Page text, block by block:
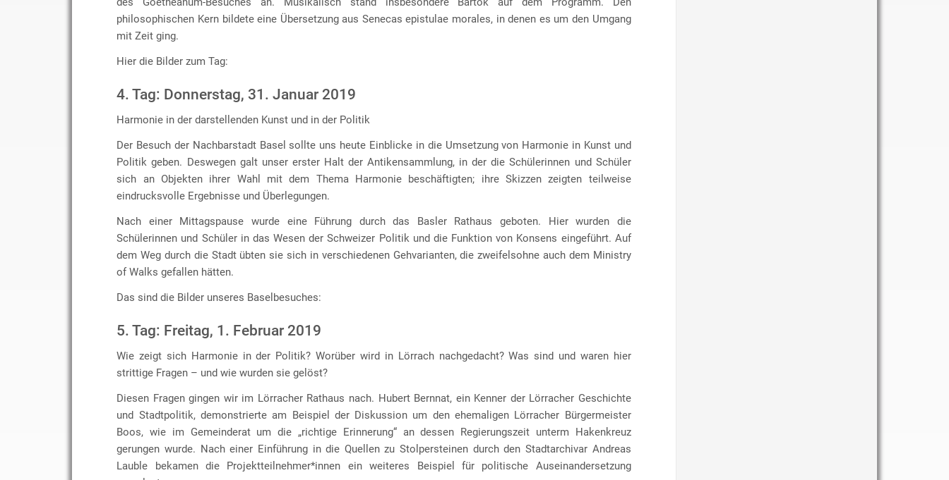
philosophischen Kern bildete eine Übersetzung aus Senecas epistulae morales, in denen es um den Umgang
mit Zeit ging.
Hier die Bilder zum Tag:
4. Tag: Donnerstag, 31. Januar 2019
Harmonie in der darstellenden Kunst und in der Politik
Der Besuch der Nachbarstadt Basel sollte uns heute Einblicke in die Umsetzung von Harmonie in Kunst und
Politik geben. Deswegen galt unser erster Halt der Antikensammlung, in der die Schülerinnen und Schüler
sich an Objekten ihrer Wahl mit dem Thema Harmonie beschäftigten; ihre Skizzen zeigten teilweise
eindrucksvolle Ergebnisse und Überlegungen.
Nach einer Mittagspause wurde eine Führung durch das Basler Rathaus geboten. Hier wurden die
Schülerinnen und Schüler in das Wesen der Schweizer Politik und die Funktion von Konsens eingeführt. Auf
dem Weg durch die Stadt übten sie sich in verschiedenen Gehvarianten, die zweifelsohne auch dem Ministry
of Walks gefallen hätten.
Das sind die Bilder unseres Baselbesuches:
5. Tag: Freitag, 1. Februar 2019
Wie zeigt sich Harmonie in der Politik? Worüber wird in Lörrach nachgedacht? Was sind und waren hier
strittige Fragen – und wie wurden sie gelöst?
Diesen Fragen gingen wir im Lörracher Rathaus nach. Hubert Bernnat, ein Kenner der Lörracher Geschichte
und Stadtpolitik, demonstrierte am Beispiel der Diskussion um den ehemaligen Lörracher Bürgermeister
Boos, wie im Gemeinderat um die „richtige Erinnerung“ an dessen Regierungszeit unterm Hakenkreuz
gerungen wurde. Nach einer Einführung in die Quellen zu Stolpersteinen durch den Stadtarchivar Andreas
Lauble bekamen die Projektteilnehmer*innen ein weiteres Beispiel für politische Auseinandersetzung